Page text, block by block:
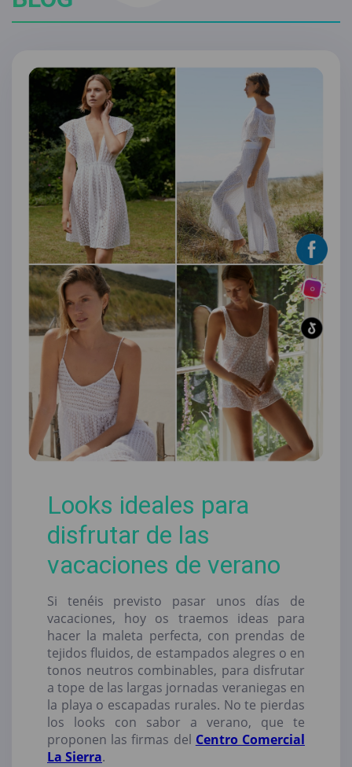
Looks ideales para
disfrutar de las
vacaciones de verano
Si tenéis previsto pasar unos días de
vacaciones, hoy os traemos ideas para
hacer la maleta perfecta, con prendas de
tejidos fluidos, de estampados alegres o en
tonos neutros combinables, para disfrutar
a tope de las largas jornadas veraniegas en
la playa o escapadas rurales. No te pierdas
los looks con sabor a verano, que te
proponen las firmas del Centro Comercial
La Sierra.